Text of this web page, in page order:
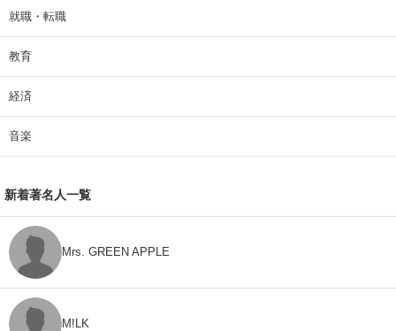
就職・転職
教育
経済
音楽
新着著名人一覧
Mrs. GREEN APPLE
M!LK